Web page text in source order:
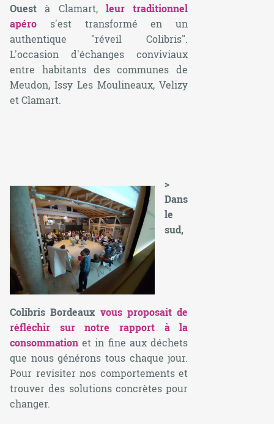
Ouest à Clamart, leur traditionnel
apéro s'est transformé en un
authentique "réveil Colibris".
L'occasion d'échanges conviviaux
entre habitants des communes de
Meudon, Issy Les Moulineaux, Velizy
et Clamart.
>
Dans
le
sud,
Colibris Bordeaux vous proposait de
réfléchir sur notre rapport à la
consommation et in fine aux déchets
que nous générons tous chaque jour.
Pour revisiter nos comportements et
trouver des solutions concrètes pour
changer.